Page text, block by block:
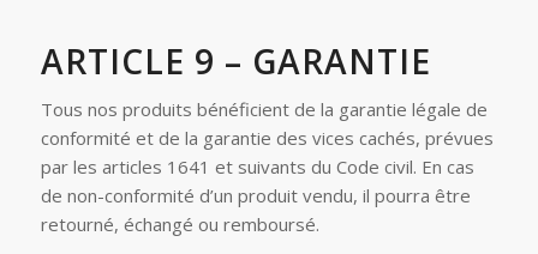
ARTICLE 9 – GARANTIE
Tous nos produits bénéficient de la garantie légale de
conformité et de la garantie des vices cachés, prévues
par les articles 1641 et suivants du Code civil. En cas
de non-conformité d’un produit vendu, il pourra être
retourné, échangé ou remboursé.